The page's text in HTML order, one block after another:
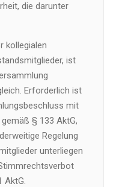
die darunter
kollegialen
ist
Erforderlich ist
mit
§ 133 AktG,
Regelung
unterliegen
AktG.